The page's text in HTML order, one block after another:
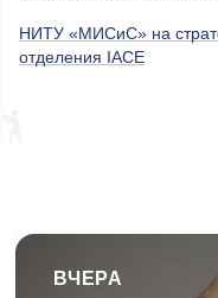
НИТУ «МИСиС» на
отделения IACE
ВЧЕРА